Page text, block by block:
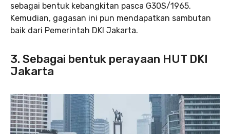
sebagai bentuk kebangkitan pasca G30S/1965.
Kemudian, gagasan ini pun mendapatkan sambutan
baik dari Pemerintah DKI Jakarta.
3. Sebagai bentuk perayaan HUT DKI
Jakarta